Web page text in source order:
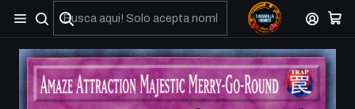
No olviden reportar sus depositos y transferencias por Whatsapp